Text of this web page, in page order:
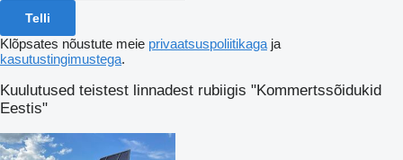
Telli
Klõpsates nõustute meie privaatsuspoliitikaga ja
kasutustingimustega.
Kuulutused teistest linnadest rubiigis "Kommertssõidukid
Eestis"